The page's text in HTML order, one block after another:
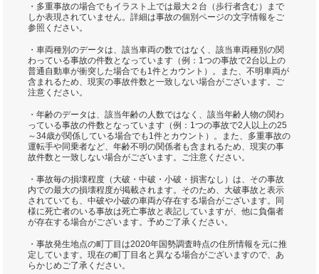
・多重事故の場合でもイラスト上では最大２台（歩行者含む）まで
しか表現されていません。詳細は事故の個別ページの文字情報をご
参照ください。
・車両種別のデータは、該当車両の数ではなく、該当車両種別の関
わっている事故の件数となっています（例：1つの事故で2台以上の
普通自動車が衝突した場合でも1件とカウント）。また、不明車両が
含まれるため、現実の事故件数と一致しない場合がございます。ご
注意ください。
・年齢のデータは、該当年齢の人数ではなく、該当年齢人物の関わ
っている事故の件数となっています（例：1つの事故で2人以上の25
～34歳が関係している場合でも1件とカウント）。また、多重事故の
運転手や同乗者など、年齢不明の関係者も含まれるため、現実の事
故件数と一致しない場合がございます。ご注意ください。
・事故毎の損壊程度（大破・中破・小破・損害なし）は、その事故
内での最大の損壊程度が掲載されます。そのため、大破事故と表示
されていても、中破や小破の車両が存在する場合がございます。同
様に死亡者のいる事故は死亡事故と表記していますが、他に負傷者
が存在する場合がございます。予めご了承ください。
・事故発生地点の町丁目は2020年国勢調査時点の住所情報を元に推
定しています。現在の町丁目名と異なる場合がございますので、あ
らかじめご了承ください。